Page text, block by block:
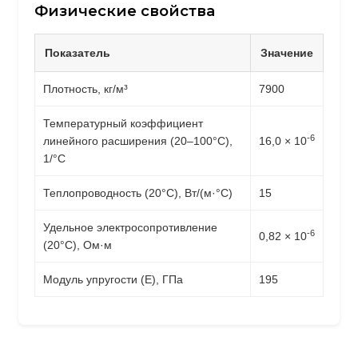
Физические свойства
Показатель Значение
Плотность, кг/м³ 7900
Температурный коэффициент
линейного расширения (20–100°C),
1/°C
16,0 × 10-6
Теплопроводность (20°C), Вт/(м·°C) 15
Удельное электросопротивление
(20°C), Ом·м
0,82 × 10-6
Модуль упругости (E), ГПа 195